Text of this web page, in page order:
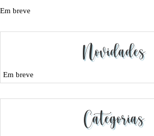
Em breve
Novidades
Em breve
Categorias